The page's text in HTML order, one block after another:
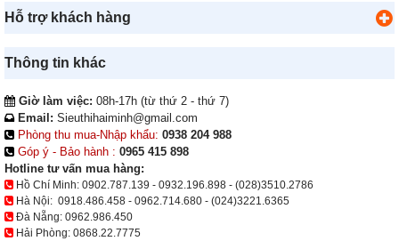
Hỗ trợ khách hàng
Thông tin khác
Giờ làm việc: 08h-17h (từ thứ 2 - thứ 7)
Email: Sieuthihaiminh@gmail.com
Phòng thu mua-Nhập khẩu: 0938 204 988
Góp ý - Bảo hành : 0965 415 898
Hotline tư vấn mua hàng:
Hồ Chí Minh: 0902.787.139 - 0932.196.898 - (028)3510.2786
Hà Nội: 0918.486.458 - 0962.714.680 - (024)3221.6365
Đà Nẵng: 0962.986.450
Hải Phòng: 0868.22.7775